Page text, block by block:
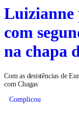
Luizianne
com
na chapa
Com as desistências de
com Chagas
Complicou